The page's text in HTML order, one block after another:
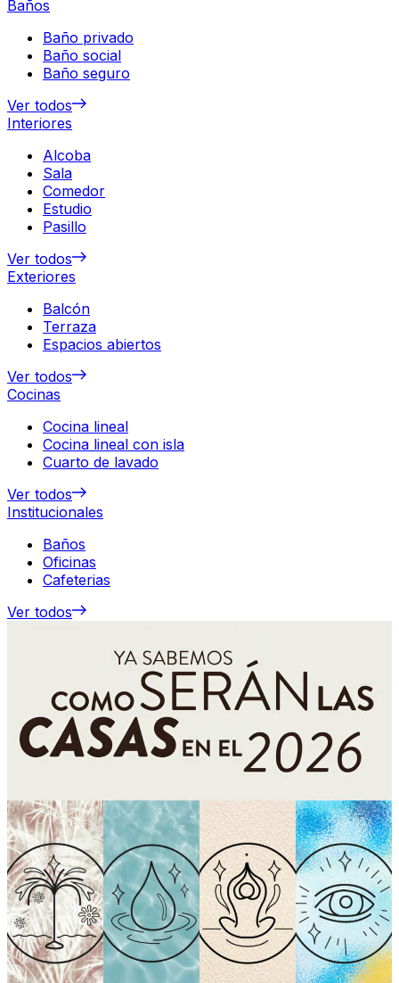
Baños
Baño privado
Baño social
Baño seguro
Ver todos
Interiores
Alcoba
Sala
Comedor
Estudio
Pasillo
Ver todos
Exteriores
Balcón
Terraza
Espacios abiertos
Ver todos
Cocinas
Cocina lineal
Cocina lineal con isla
Cuarto de lavado
Ver todos
Institucionales
Baños
Oficinas
Cafeterias
Ver todos